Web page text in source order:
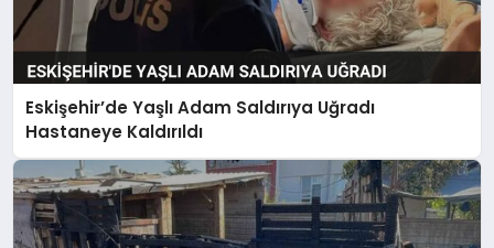
Eskişehir’de Yaşlı Adam Saldırıya Uğradı
Hastaneye Kaldırıldı